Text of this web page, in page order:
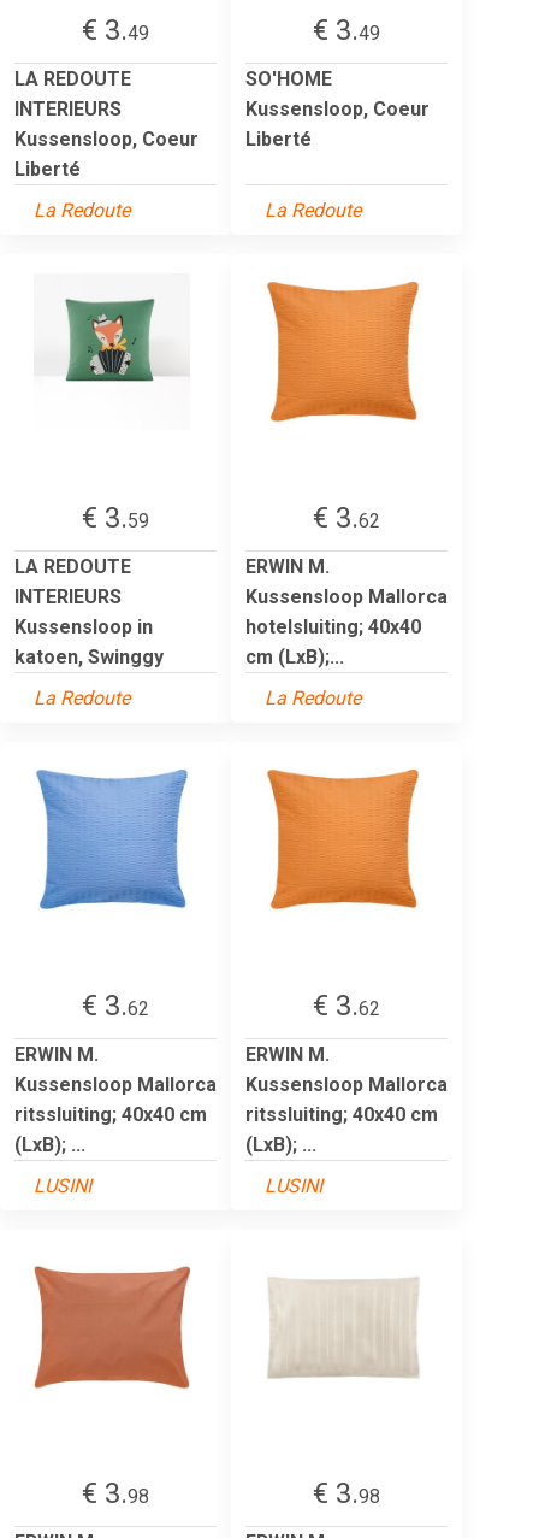
€ 3.49
LA REDOUTE
INTERIEURS
Kussensloop, Coeur
Liberté
La Redoute
€ 3.49
SO'HOME
Kussensloop, Coeur
Liberté
La Redoute
€ 3.59
LA REDOUTE
INTERIEURS
Kussensloop in
katoen, Swinggy
La Redoute
€ 3.62
ERWIN M.
Kussensloop Mallorca
hotelsluiting; 40x40
cm (LxB);...
La Redoute
€ 3.62
ERWIN M.
Kussensloop Mallorca
ritssluiting; 40x40 cm
(LxB); ...
LUSINI
€ 3.62
ERWIN M.
Kussensloop Mallorca
ritssluiting; 40x40 cm
(LxB); ...
LUSINI
€ 3.98
€ 3.98